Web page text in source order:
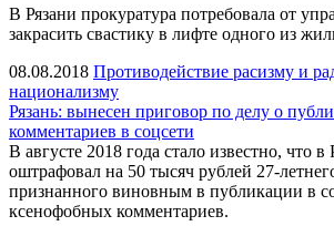
В Рязани прокуратура потребовала от
закрасить свастику в лифте одного из
08.08.2018 Противодействие расизму и
национализму
Рязань: вынесен приговор по делу о
комментариев в соцсети
В августе 2018 года стало известно, что в
оштрафовал на 50 тысяч рублей 27-
признанного виновным в публикации в
ксенофобных комментариев.